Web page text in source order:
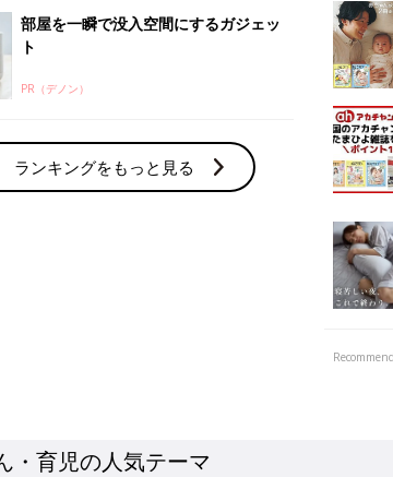
部屋を一瞬で没入空間にするガジェッ
ト
PR（デノン）
ランキングをもっと見る
・育児の人気テーマ